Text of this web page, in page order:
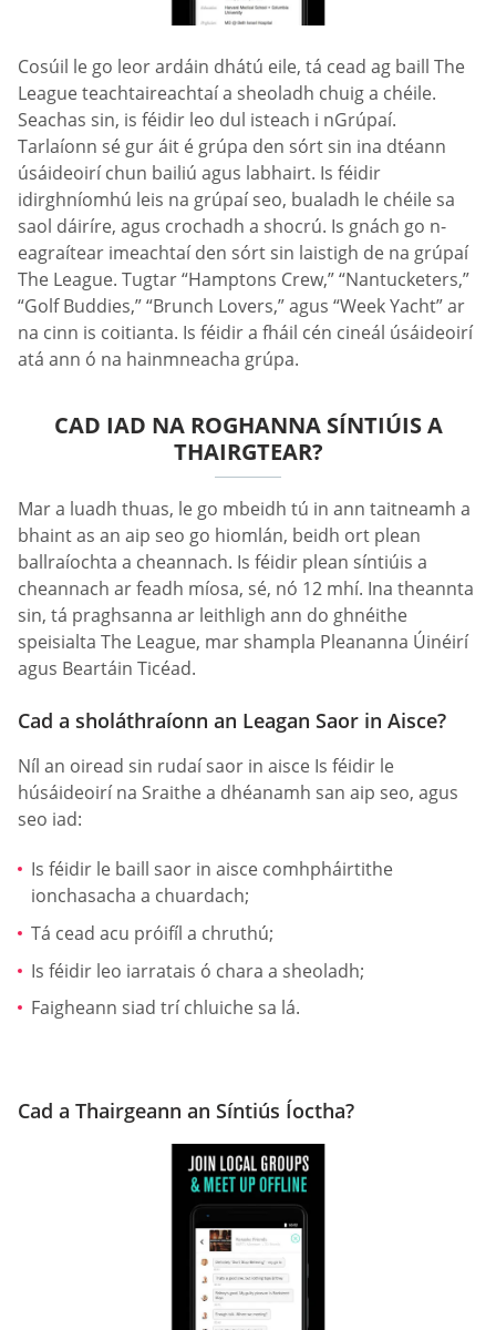
Cosúil le go leor ardáin dhátú eile, tá cead ag baill The
League teachtaireachtaí a sheoladh chuig a chéile.
Seachas sin, is féidir leo dul isteach i nGrúpaí.
Tarlaíonn sé gur áit é grúpa den sórt sin ina dtéann
úsáideoirí chun bailiú agus labhairt. Is féidir
idirghníomhú leis na grúpaí seo, bualadh le chéile sa
saol dáiríre, agus crochadh a shocrú. Is gnách go n-
eagraítear imeachtaí den sórt sin laistigh de na grúpaí
The League. Tugtar “Hamptons Crew,” “Nantucketers,”
“Golf Buddies,” “Brunch Lovers,” agus “Week Yacht” ar
na cinn is coitianta. Is féidir a fháil cén cineál úsáideoirí
atá ann ó na hainmneacha grúpa.
CAD IAD NA ROGHANNA SÍNTIÚIS A
THAIRGTEAR?
Mar a luadh thuas, le go mbeidh tú in ann taitneamh a
bhaint as an aip seo go hiomlán, beidh ort plean
ballraíochta a cheannach. Is féidir plean síntiúis a
cheannach ar feadh míosa, sé, nó 12 mhí. Ina theannta
sin, tá praghsanna ar leithligh ann do ghnéithe
speisialta The League, mar shampla Pleananna Úinéirí
agus Beartáin Ticéad.
Cad a sholáthraíonn an Leagan Saor in Aisce?
Níl an oiread sin rudaí saor in aisce Is féidir le
húsáideoirí na Sraithe a dhéanamh san aip seo, agus
seo iad:
Is féidir le baill saor in aisce comhpháirtithe
ionchasacha a chuardach;
Tá cead acu próifíl a chruthú;
Is féidir leo iarratais ó chara a sheoladh;
Faigheann siad trí chluiche sa lá.
Cad a Thairgeann an Síntiús Íoctha?